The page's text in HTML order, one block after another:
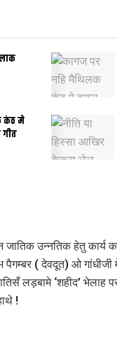
कंठ मे
उन्नतिक हेतु कार्य
( देवदूत) ओ
लड़बामे ‘शहीद’ भेलाह
!